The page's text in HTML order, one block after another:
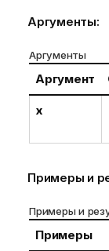
Аргументы:
Аргументы
Аргумент
x
Примеры и
Примеры и
Примеры